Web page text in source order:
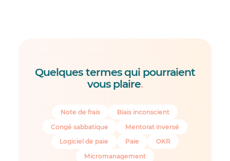
Quelques termes qui pourraient
vous plaire.
Note de frais
Biais inconscient
Congé sabbatique
Mentorat inversé
Logiciel de paie
Paie
OKR
Micromanagement